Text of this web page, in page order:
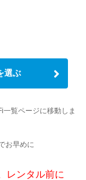
選ぶ
覧ページに移動しま
お早めに
レンタル前に